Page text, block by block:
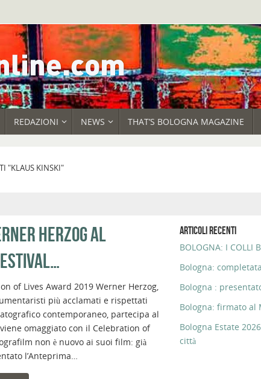
REDAZIONI NEWS THAT’S BOLOGNA MAGAZINE
"KLAUS KINSKI"
HERZOG AL
of Lives Award 2019 Werner Herzog,
più acclamati e rispettati
contemporaneo, partecipa al
omaggiato con il Celebration of
non è nuovo ai suoi film: già
l’Anteprima…
ARTICOLI RECENTI
BOLOGNA: I COLLI
Bologna:
Bologna :
Bologna: firmato al
Bologna Estate
città